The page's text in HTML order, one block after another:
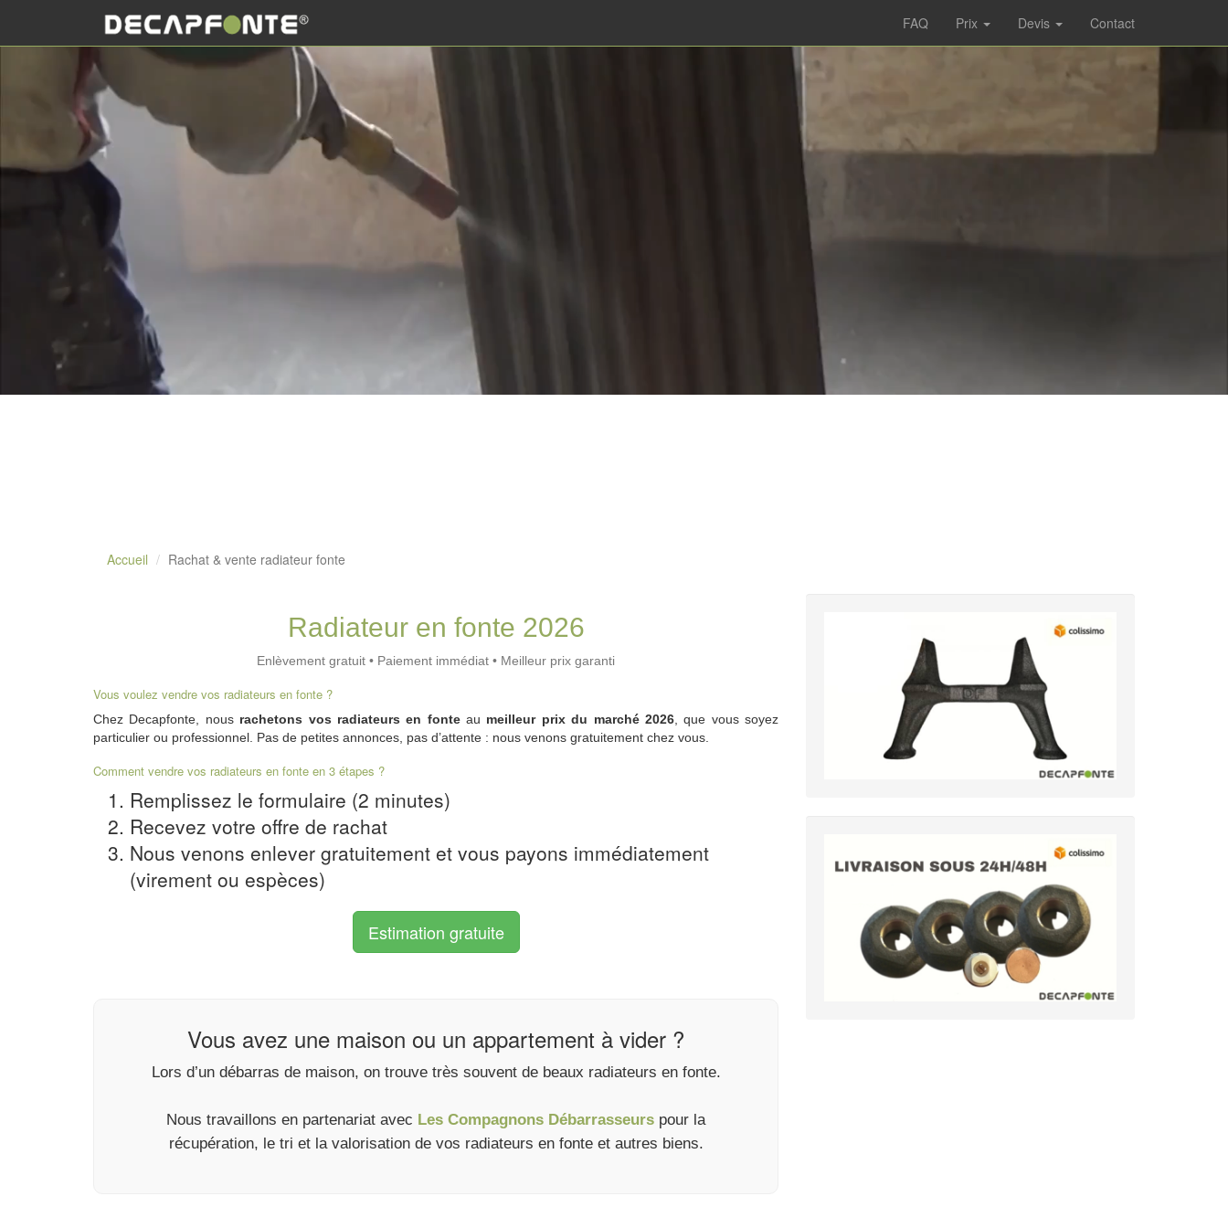
FAQ Prix Devis Contact
Accueil Rachat & vente radiateur fonte
Radiateur en fonte 2026
Enlèvement gratuit • Paiement immédiat • Meilleur prix garanti
Vous voulez vendre vos radiateurs en fonte ?
Chez Decapfonte, nous rachetons vos radiateurs en fonteau meilleur prix du marché 2026, que vous soyez
particulier ou professionnel. Pas de petites annonces, pas d’attente : nous venons gratuitement chez vous.
Comment vendre vos radiateurs en fonte en 3 étapes ?
Remplissez le formulaire (2 minutes)
Recevez votre offre de rachat
Nous venons enlever gratuitement et vous payons immédiatement
(virement ou espèces)
Estimation gratuite
Vous avez une maison ou un appartement à vider ?
Lors d’un débarras de maison, on trouve très souvent de beaux radiateurs en fonte.
Nous travaillons en partenariat avec Les Compagnons Débarrasseurs pour la
récupération, le tri et la valorisation de vos radiateurs en fonte et autres biens.